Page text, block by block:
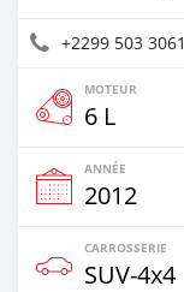
+2299 503 3061
MOTEUR
6 L
ANNÉE
2012
CARROSSERIE
SUV‒4x4